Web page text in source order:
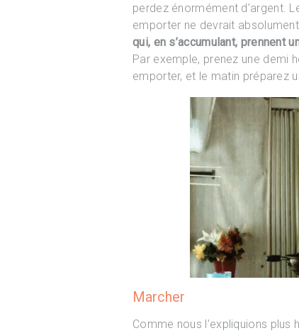
perdez énormément d’argent.
emporter ne devrait
qui, en s’accumulant, prennent
Par exemple, prenez une demi
emporter, et le matin préparez
Marcher
Comme nous l’expliquions plus